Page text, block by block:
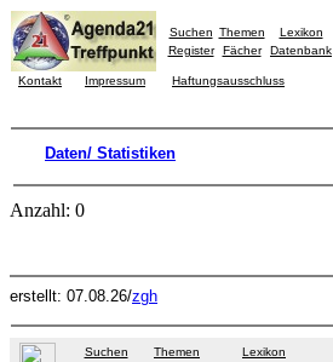
Suchen Themen
Lexikon
Register
Fächer Datenbank
Kontakt Impressum Haftungsausschluss
Daten/ Statistiken
Anzahl: 0
erstellt: 07.08.26/zgh
Suchen Themen
Lexikon